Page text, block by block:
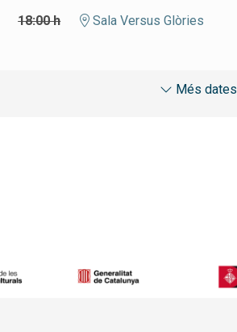
18:00 h Sala Versus Glòries
Més dates